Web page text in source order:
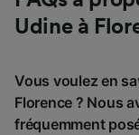
Udine à
Vous voulez en
Florence ? Nous
fréquemment